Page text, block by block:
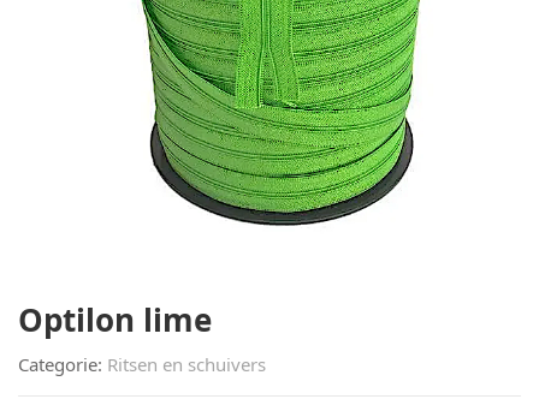
Optilon lime
Categorie: Ritsen en schuivers